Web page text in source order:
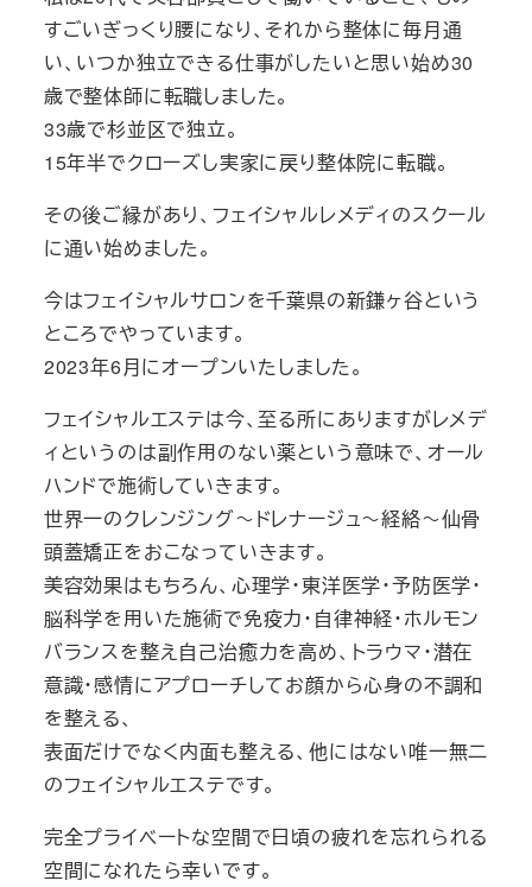
すごいぎっくり腰になり、それから整体に毎月通
い、いつか独立できる仕事がしたいと思い始め30
歳で整体師に転職しました。
33歳で杉並区で独立。
15年半でクローズし実家に戻り整体院に転職。
その後ご縁があり、フェイシャルレメディのスクール
に通い始めました。
今はフェイシャルサロンを千葉県の新鎌ヶ谷という
ところでやっています。
2023年6月にオープンいたしました。
フェイシャルエステは今、至る所にありますがレメデ
ィというのは副作用のない薬という意味で、オール
ハンドで施術していきます。
世界一のクレンジング～ドレナージュ～経絡～仙骨
頭蓋矯正をおこなっていきます。
美容効果はもちろん、心理学・東洋医学・予防医学・
脳科学を用いた施術で免疫力・自律神経・ホルモン
バランスを整え自己治癒力を高め、トラウマ・潜在
意識・感情にアプローチしてお顔から心身の不調和
を整える、
表面だけでなく内面も整える、他にはない唯一無二
のフェイシャルエステです。
完全プライベートな空間で日頃の疲れを忘れられる
空間になれたら幸いです。